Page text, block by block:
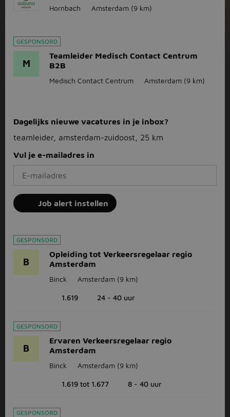
Hornbach Amsterdam (9 km)
GESPONSORD
M
Teamleider Medisch Contact Centrum
B2B
Medisch Contact Centrum Amsterdam (9 km)
Dagelijks nieuwe vacatures in je inbox?
teamleider, amsterdam-zuidoost, 25 km
Vul je e-mailadres in
Job alert instellen
GESPONSORD
B
Opleiding tot Verkeersregelaar regio
Amsterdam
Binck Amsterdam (9 km)
1.619 24 - 40 uur
GESPONSORD
B
Ervaren Verkeersregelaar regio
Amsterdam
Binck Amsterdam (9 km)
1.619 tot 1.677 8 - 40 uur
GESPONSORD